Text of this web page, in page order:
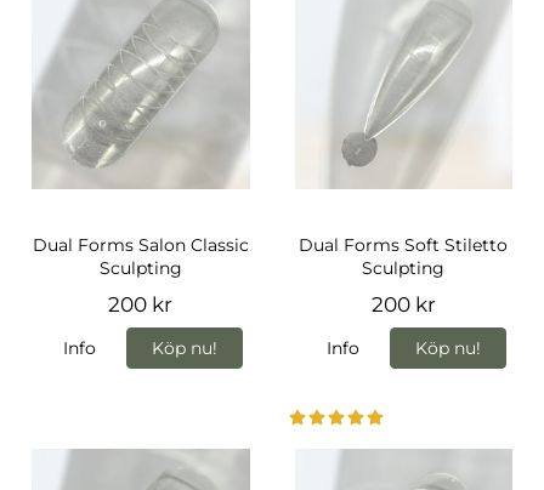
Dual Forms Salon Classic
Sculpting
200 kr
Info Köp nu!
Dual Forms Soft Stiletto
Sculpting
200 kr
Info Köp nu!